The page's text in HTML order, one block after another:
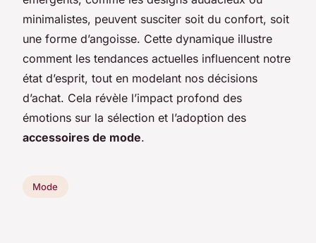
minimalistes, peuvent susciter soit du confort, soit
une forme d’angoisse. Cette dynamique illustre
comment les tendances actuelles influencent notre
état d’esprit, tout en modelant nos décisions
d’achat. Cela révèle l’impact profond des
émotions sur la sélection et l’adoption des
accessoires de mode.
Mode